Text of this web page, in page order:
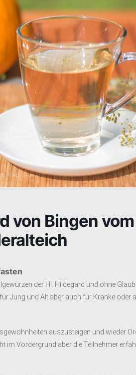
von Bingen vom
der Hl. Hildegard und ohne
Jung und Alt aber auch für Kranke oder
auszusteigen und wieder
im Vordergrund aber die Teilnehmer